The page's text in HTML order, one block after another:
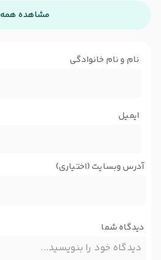
مشاهده همه
نام و نام خانوادگی
ایمیل
آدرس وبسایت (اختیاری)
دیدگاه شما